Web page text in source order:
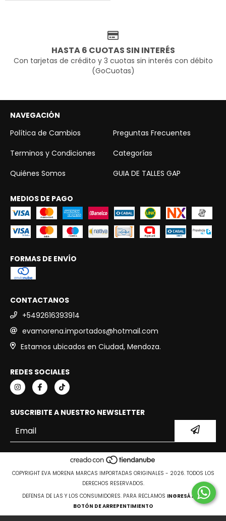
HASTA 6 CUOTAS SIN INTERÉS
Con tarjetas de crédito y 3 cuotas sin interés con débito
(GoCuotas)
NAVEGACIÓN
Política de Cambios
Preguntas Frecuentes
Terminos y Condiciones
Categorías
Quiénes Somos
GUIA DE TALLES GAP
MEDIOS DE PAGO
FORMAS DE ENVÍO
CONTACTANOS
+5492616393914
evamorena.importados@hotmail.com
Estamos ubicados en Ciudad, Mendoza.
REDES SOCIALES
SUSCRIBITE A NUESTRO NEWSLETTER
COPYRIGHT EVA MORENA MARCAS IMPORTADAS ORIGINALES - 2026. TODOS LOS
DERECHOS RESERVADOS.
DEFENSA DE LAS Y LOS CONSUMIDORES. PARA RECLAMOS INGRESÁ ACÁ.
BOTÓN DE ARREPENTIMIENTO